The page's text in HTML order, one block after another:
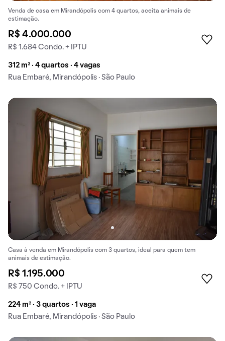
Venda de casa em Mirandópolis com 4 quartos, aceita animais de
estimação.
R$ 4.000.000
R$ 1.684 Condo. + IPTU
312 m² · 4 quartos · 4 vagas
Rua Embaré, Mirandópolis · São Paulo
Casa à venda em Mirandópolis com 3 quartos, ideal para quem tem
animais de estimação.
R$ 1.195.000
R$ 750 Condo. + IPTU
224 m² · 3 quartos · 1 vaga
Rua Embaré, Mirandópolis · São Paulo